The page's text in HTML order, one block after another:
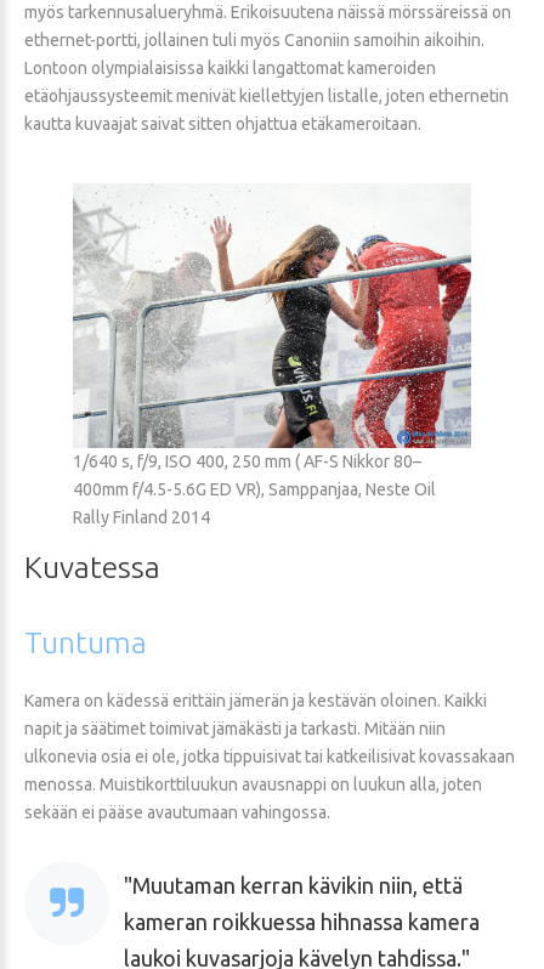
myös tarkennusalueryhmä. Erikoisuutena näissä mörssäreissä on
ethernet-portti, jollainen tuli myös Canoniin samoihin aikoihin.
Lontoon olympialaisissa kaikki langattomat kameroiden
etäohjaussysteemit menivät kiellettyjen listalle, joten ethernetin
kautta kuvaajat saivat sitten ohjattua etäkameroitaan.
1/640 s, f/9, ISO 400, 250 mm ( AF-S Nikkor 80–
400mm f/4.5-5.6G ED VR), Samppanjaa, Neste Oil
Rally Finland 2014
Kuvatessa
Tuntuma
Kamera on kädessä erittäin jämerän ja kestävän oloinen. Kaikki
napit ja säätimet toimivat jämäkästi ja tarkasti. Mitään niin
ulkonevia osia ei ole, jotka tippuisivat tai katkeilisivat kovassakaan
menossa. Muistikorttiluukun avausnappi on luukun alla, joten
sekään ei pääse avautumaan vahingossa.
Muutaman kerran kävikin niin, että
kameran roikkuessa hihnassa kamera
laukoi kuvasarjoja kävelyn tahdissa.